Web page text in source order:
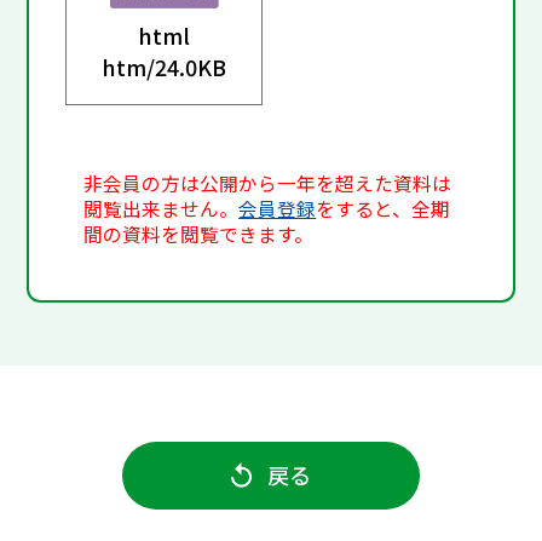
html
htm/24.0KB
非会員の方は公開から一年を超えた資料は
閲覧出来ません。会員登録をすると、全期
間の資料を閲覧できます。
戻る